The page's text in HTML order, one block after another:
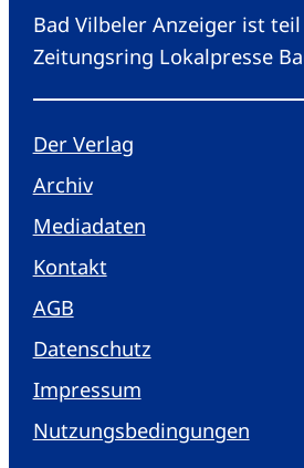
Bad Vilbeler Anzeiger ist teil
Zeitungsring Lokalpresse
Der Verlag
Archiv
Mediadaten
Kontakt
AGB
Datenschutz
Impressum
Nutzungsbedingungen